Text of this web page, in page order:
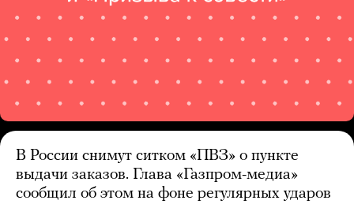
В России снимут ситком «ПВЗ» о пункте
выдачи заказов. Глава «Газпром-медиа»
сообщил об этом на фоне регулярных ударов